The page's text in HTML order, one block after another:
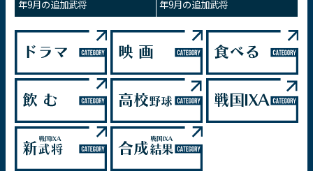
年9月の追加武将
年9月の追加武将